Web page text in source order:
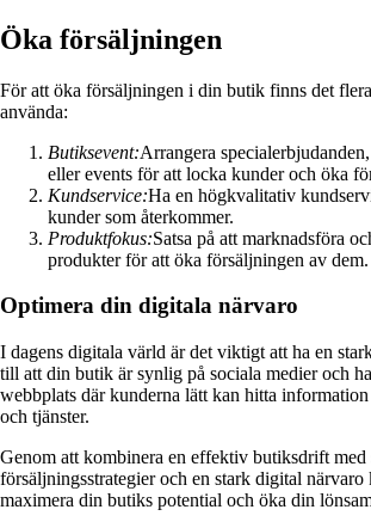
Öka försäljningen
För att öka försäljningen i din butik finns det
använda:
Butiksevent:Arrangera
eller events för att locka kunder och öka
Kundservice:Ha en högkvalitativ
kunder som återkommer.
Produktfokus:Satsa på att marknadsföra
produkter för att öka försäljningen av dem.
Optimera din digitala närvaro
I dagens digitala värld är det viktigt att ha en
till att din butik är synlig på sociala medier och
webbplats där kunderna lätt kan hitta
och tjänster.
Genom att kombinera en effektiv butiksdrift med
försäljningsstrategier och en stark digital närvaro
maximera din butiks potential och öka din